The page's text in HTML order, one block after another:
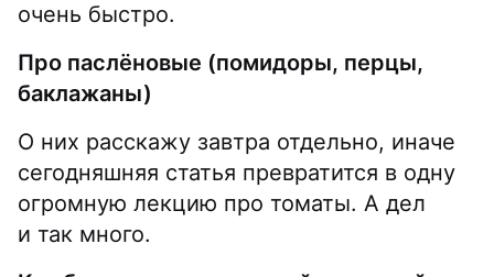
очень быстро.
Про паслёновые (помидоры, перцы,
баклажаны)
О них расскажу завтра отдельно, иначе
сегодняшняя статья превратится в одну
огромную лекцию про томаты. А дел
и так много.